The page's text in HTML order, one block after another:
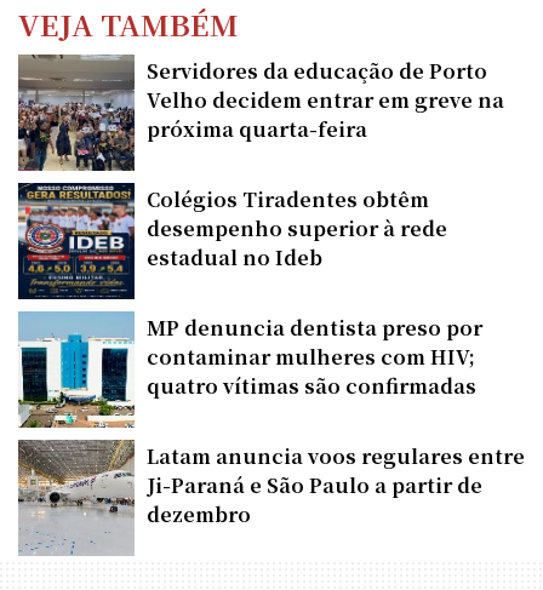
VEJA TAMBÉM
Servidores da educação de Porto
Velho decidem entrar em greve na
próxima quarta-feira
Colégios Tiradentes obtêm
desempenho superior à rede
estadual no Ideb
MP denuncia dentista preso por
contaminar mulheres com HIV;
quatro vítimas são confirmadas
Latam anuncia voos regulares entre
Ji-Paraná e São Paulo a partir de
dezembro